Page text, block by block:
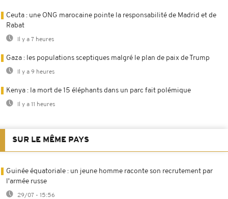
Ceuta : une ONG marocaine pointe la responsabilité de Madrid et de
Rabat
Il y a 7 heures
Gaza : les populations sceptiques malgré le plan de paix de Trump
Il y a 9 heures
Kenya : la mort de 15 éléphants dans un parc fait polémique
Il y a 11 heures
SUR LE MÊME PAYS
Guinée équatoriale : un jeune homme raconte son recrutement par
l'armée russe
29/07 - 15:56